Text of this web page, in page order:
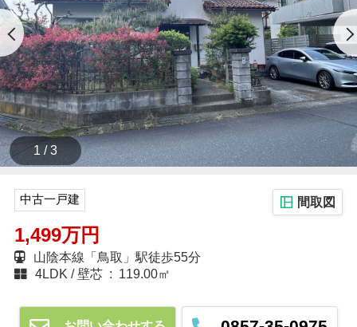
1 / 3
中古一戸建 間取図
1,499万円
山陰本線「鳥取」駅徒歩55分
4LDK
壁芯 : 119.00㎡